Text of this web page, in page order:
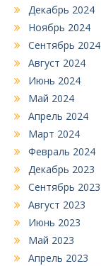
Декабрь 2024
Ноябрь 2024
Сентябрь 2024
Август 2024
Июнь 2024
Май 2024
Апрель 2024
Март 2024
Февраль 2024
Декабрь 2023
Сентябрь 2023
Август 2023
Июнь 2023
Май 2023
Апрель 2023